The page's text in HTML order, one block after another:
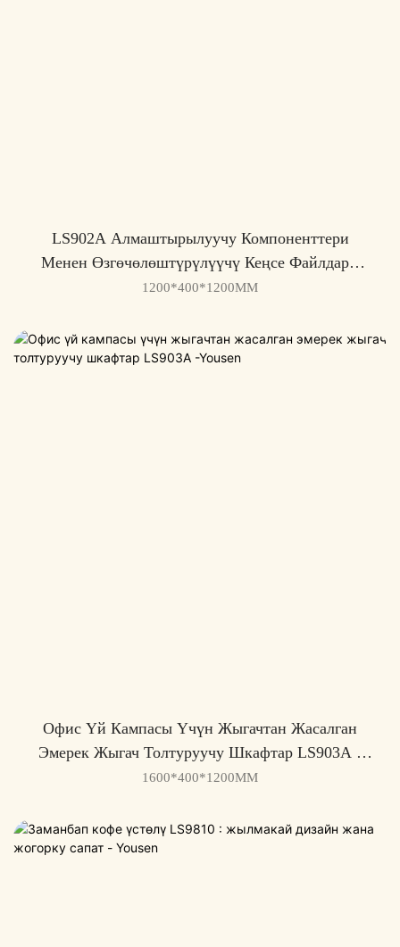
LS902A Алмаштырылуучу Компоненттери
Менен Өзгөчөлөштүрүлүүчү Кеңсе Файлдары
Кабинети - Yousen
1200*400*1200MM
Офис Үй Кампасы Үчүн Жыгачтан Жасалган
Эмерек Жыгач Толтуруучу Шкафтар LS903A -
Yousen
1600*400*1200MM